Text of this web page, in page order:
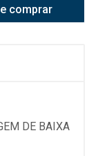
comprar
DE BAIXA